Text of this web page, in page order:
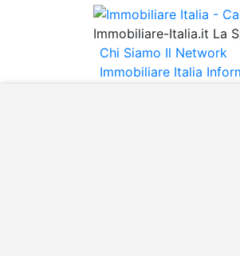
Immobiliare-Italia.it La
Chi Siamo Il Network
Immobiliare Italia
Gli annunci
italia.it quindi non è